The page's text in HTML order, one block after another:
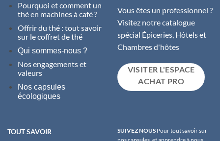
Pourquoi et comment un
thé en machines à café ?
Offrir du thé : tout savoir
sur le coffret de thé
Qui sommes-nous ?
Nos engagements et
valeurs
Nos capsules
écologiques
Vous êtes un professionnel ?
Visitez notre catalogue
spécial Épiceries, Hôtels et
Chambres d'hôtes
VISITER L'ESPACE
ACHAT PRO
TOUT SAVOIR SUIVEZ NOUS Pour tout savoir sur